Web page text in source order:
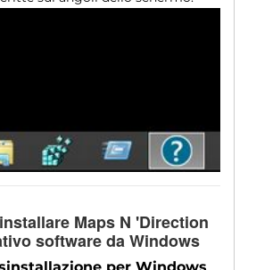
Maps N 'Direction
software da Windows